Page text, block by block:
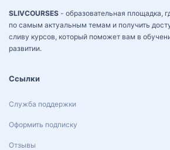
SLIVCOURSES - образовательная площадка,
по самым актуальным темам и получить
сливу курсов, который поможет вам в
развитии.
Ссылки
Служба поддержки
Оформить подписку
Отзывы